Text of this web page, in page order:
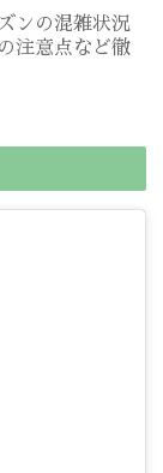
ンの混雑状況
注意点など徹